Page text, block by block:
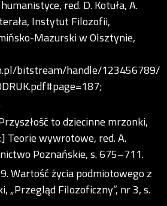
red. D. Kotuła, A.
Instytut Filozofii,
Mazurski w Olsztynie,
bitstream/handle/123456789/
to dziecinne mrzonki,
Teorie wywrotowe, red. A.
Poznańskie, s. 675–711.
Wartość życia podmiotowego z
„Przegląd Filozoficzny”, nr 3, s.